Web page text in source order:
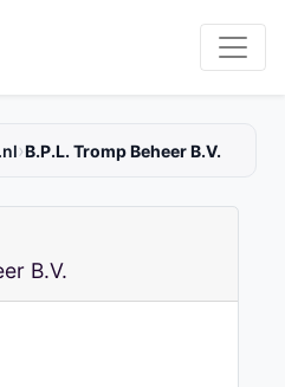
›B.P.L. Tromp Beheer B.V.
B.V.